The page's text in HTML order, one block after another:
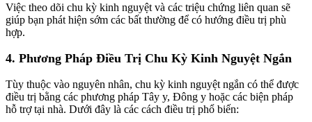
Việc theo dõi chu kỳ kinh nguyệt và các triệu chứng liên quan sẽ
giúp bạn phát hiện sớm các bất thường để có hướng điều trị phù
hợp.
4. Phương Pháp Điều Trị Chu Kỳ Kinh Nguyệt Ngắn
Tùy thuộc vào nguyên nhân, chu kỳ kinh nguyệt ngắn có thể được
điều trị bằng các phương pháp Tây y, Đông y hoặc các biện pháp
hỗ trợ tại nhà. Dưới đây là các cách điều trị phổ biến: